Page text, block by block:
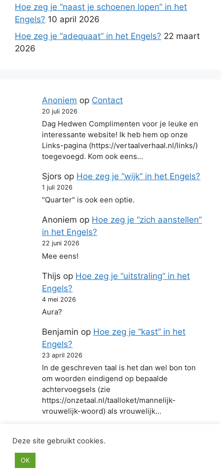
Hoe zeg je “naast je schoenen lopen” in het
Engels? 10 april 2026
Hoe zeg je “adequaat” in het Engels? 22 maart
2026
Anoniem op Contact
20 juli 2026
Dag Hedwen Complimenten voor je leuke en
interessante website! Ik heb hem op onze
Links-pagina (https://vertaalverhaal.nl/links/)
toegevoegd. Kom ook eens…
Sjors op Hoe zeg je “wijk” in het Engels?
1 juli 2026
"Quarter" is ook een optie.
Anoniem op Hoe zeg je “zich aanstellen”
in het Engels?
22 juni 2026
Mee eens!
Thijs op Hoe zeg je “uitstraling” in het
Engels?
4 mei 2026
Aura?
Benjamin op Hoe zeg je “kast” in het
Engels?
23 april 2026
In de geschreven taal is het dan wel bon ton
om woorden eindigend op bepaalde
achtervoegsels (zie
https://onzetaal.nl/taalloket/mannelijk-
vrouwelijk-woord) als vrouwelijk…
© 2026 Hoe zeg je in het Engels
Deze site gebruikt cookies.
OK